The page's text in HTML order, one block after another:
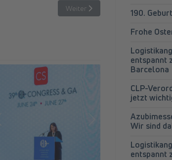
Nächster Beitrag: Azubi-Start bei
Weiter
Next
190.
Frohe
entspannt
Barcelona
CLP-
jetzt
Wir sind
entspannt